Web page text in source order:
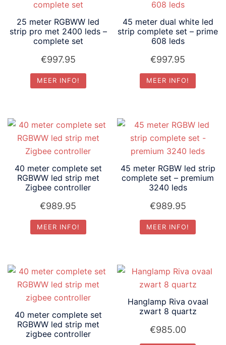
25 meter RGBWW led
strip pro met 2400 leds –
complete set
€997.95
MEER INFO!
45 meter dual white led
strip complete set – prime
608 leds
€997.95
MEER INFO!
40 meter complete set
RGBWW led strip met
Zigbee controller
€989.95
MEER INFO!
45 meter RGBW led strip
complete set – premium
3240 leds
€989.95
MEER INFO!
40 meter complete set
RGBWW led strip met
zigbee controller
Hanglamp Riva ovaal
zwart 8 quartz
€985.00